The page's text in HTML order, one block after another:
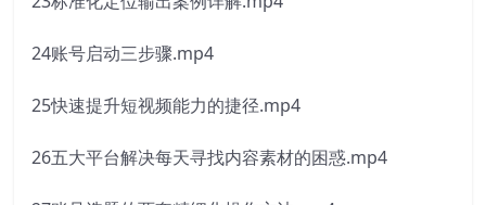
24账号启动三步骤.mp4
25快速提升短视频能力的捷径.mp4
26五大平台解决每天寻找内容素材的困惑.mp4